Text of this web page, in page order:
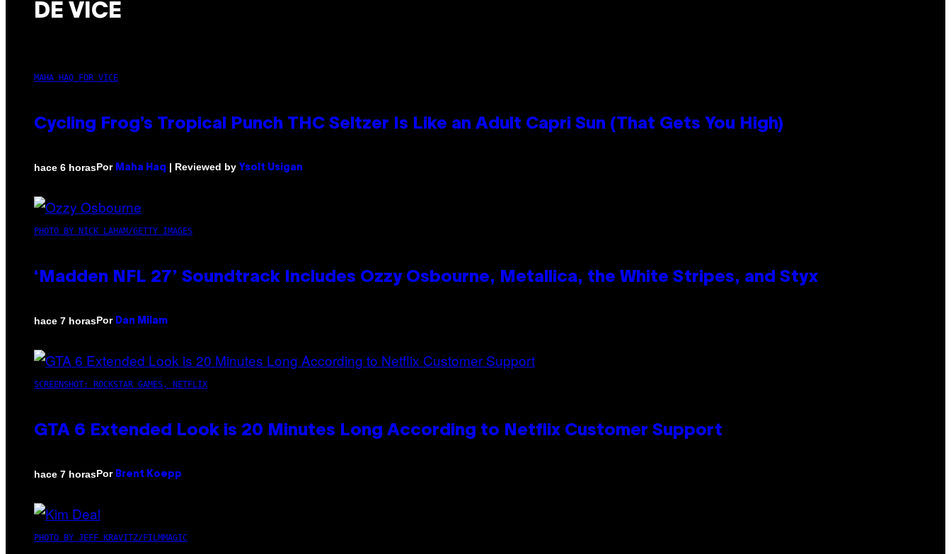
DE VICE
MAHA HAQ FOR VICE
Cycling Frog’s Tropical Punch THC Seltzer Is Like an Adult Capri Sun (That Gets You High)
hace 6 horasPor Maha Haq | Reviewed by Ysolt Usigan
PHOTO BY NICK LAHAM/GETTY IMAGES
‘Madden NFL 27’ Soundtrack Includes Ozzy Osbourne, Metallica, the White Stripes, and Styx
hace 7 horasPor Dan Milam
SCREENSHOT: ROCKSTAR GAMES, NETFLIX
GTA 6 Extended Look is 20 Minutes Long According to Netflix Customer Support
hace 7 horasPor Brent Koepp
PHOTO BY JEFF KRAVITZ/FILMMAGIC